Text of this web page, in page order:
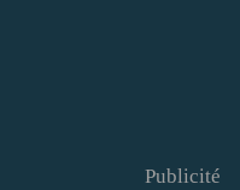
Publicité